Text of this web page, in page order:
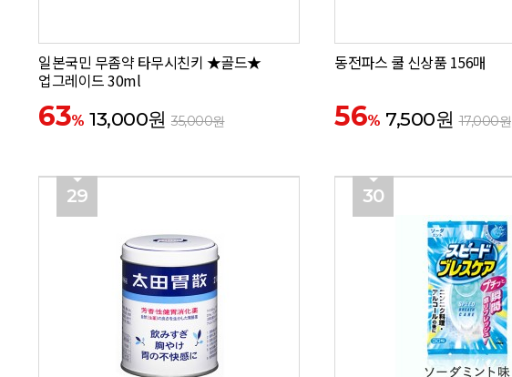
일본국민 무좀약 타무시친키 ★골드★
업그레이드 30ml
63% 13,000원 35,000원
동전파스 쿨 신상품 156매
56% 7,500원17,000원
29 30